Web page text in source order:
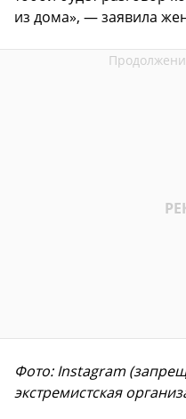
из дома», — заявила
Фото: Instagram
экстремистская